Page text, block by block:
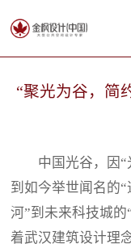
“聚光为谷，简
中国光谷，因
到如今举世闻名的
河”到未来科技城
着武汉建筑设计理